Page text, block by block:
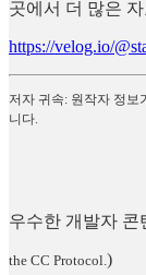
곳에서 더 많은
https://velog.io/
저자 귀속: 원작자 정보
니다.
우수한 개발자 콘
the CC Protocol.)